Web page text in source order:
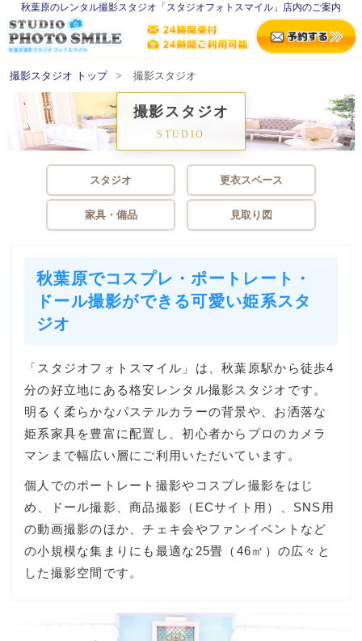
秋葉原のレンタル撮影スタジオ「スタジオフォトスマイル」店内のご案内
撮影スタジオ トップ 撮影スタジオ
撮影スタジオ
STUDIO
スタジオ 更衣スペース
家具・備品 見取り図
秋葉原でコスプレ・ポートレート・
ドール撮影ができる可愛い姫系スタ
ジオ
「スタジオフォトスマイル」は、秋葉原駅から徒歩4
分の好立地にある格安レンタル撮影スタジオです。
明るく柔らかなパステルカラーの背景や、お洒落な
姫系家具を豊富に配置し、初心者からプロのカメラ
マンまで幅広い層にご利用いただいています。
個人でのポートレート撮影やコスプレ撮影をはじ
め、ドール撮影、商品撮影（ECサイト用）、SNS用
の動画撮影のほか、チェキ会やファンイベントなど
の小規模な集まりにも最適な25畳（46㎡）の広々と
した撮影空間です。